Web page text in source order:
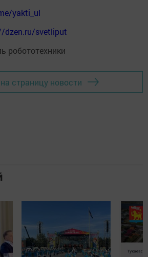
yakti_ul
dzen.ru/svetliput
страницу новости